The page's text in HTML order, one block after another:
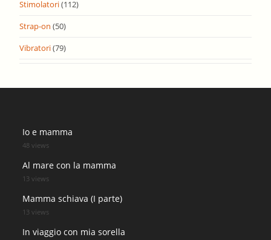
Stimolatori(112)
Strap-on (50)
Vibratori(79)
Io e mamma
48 views
Al mare con la mamma
13 views
Mamma schiava (I parte)
13 views
In viaggio con mia sorella